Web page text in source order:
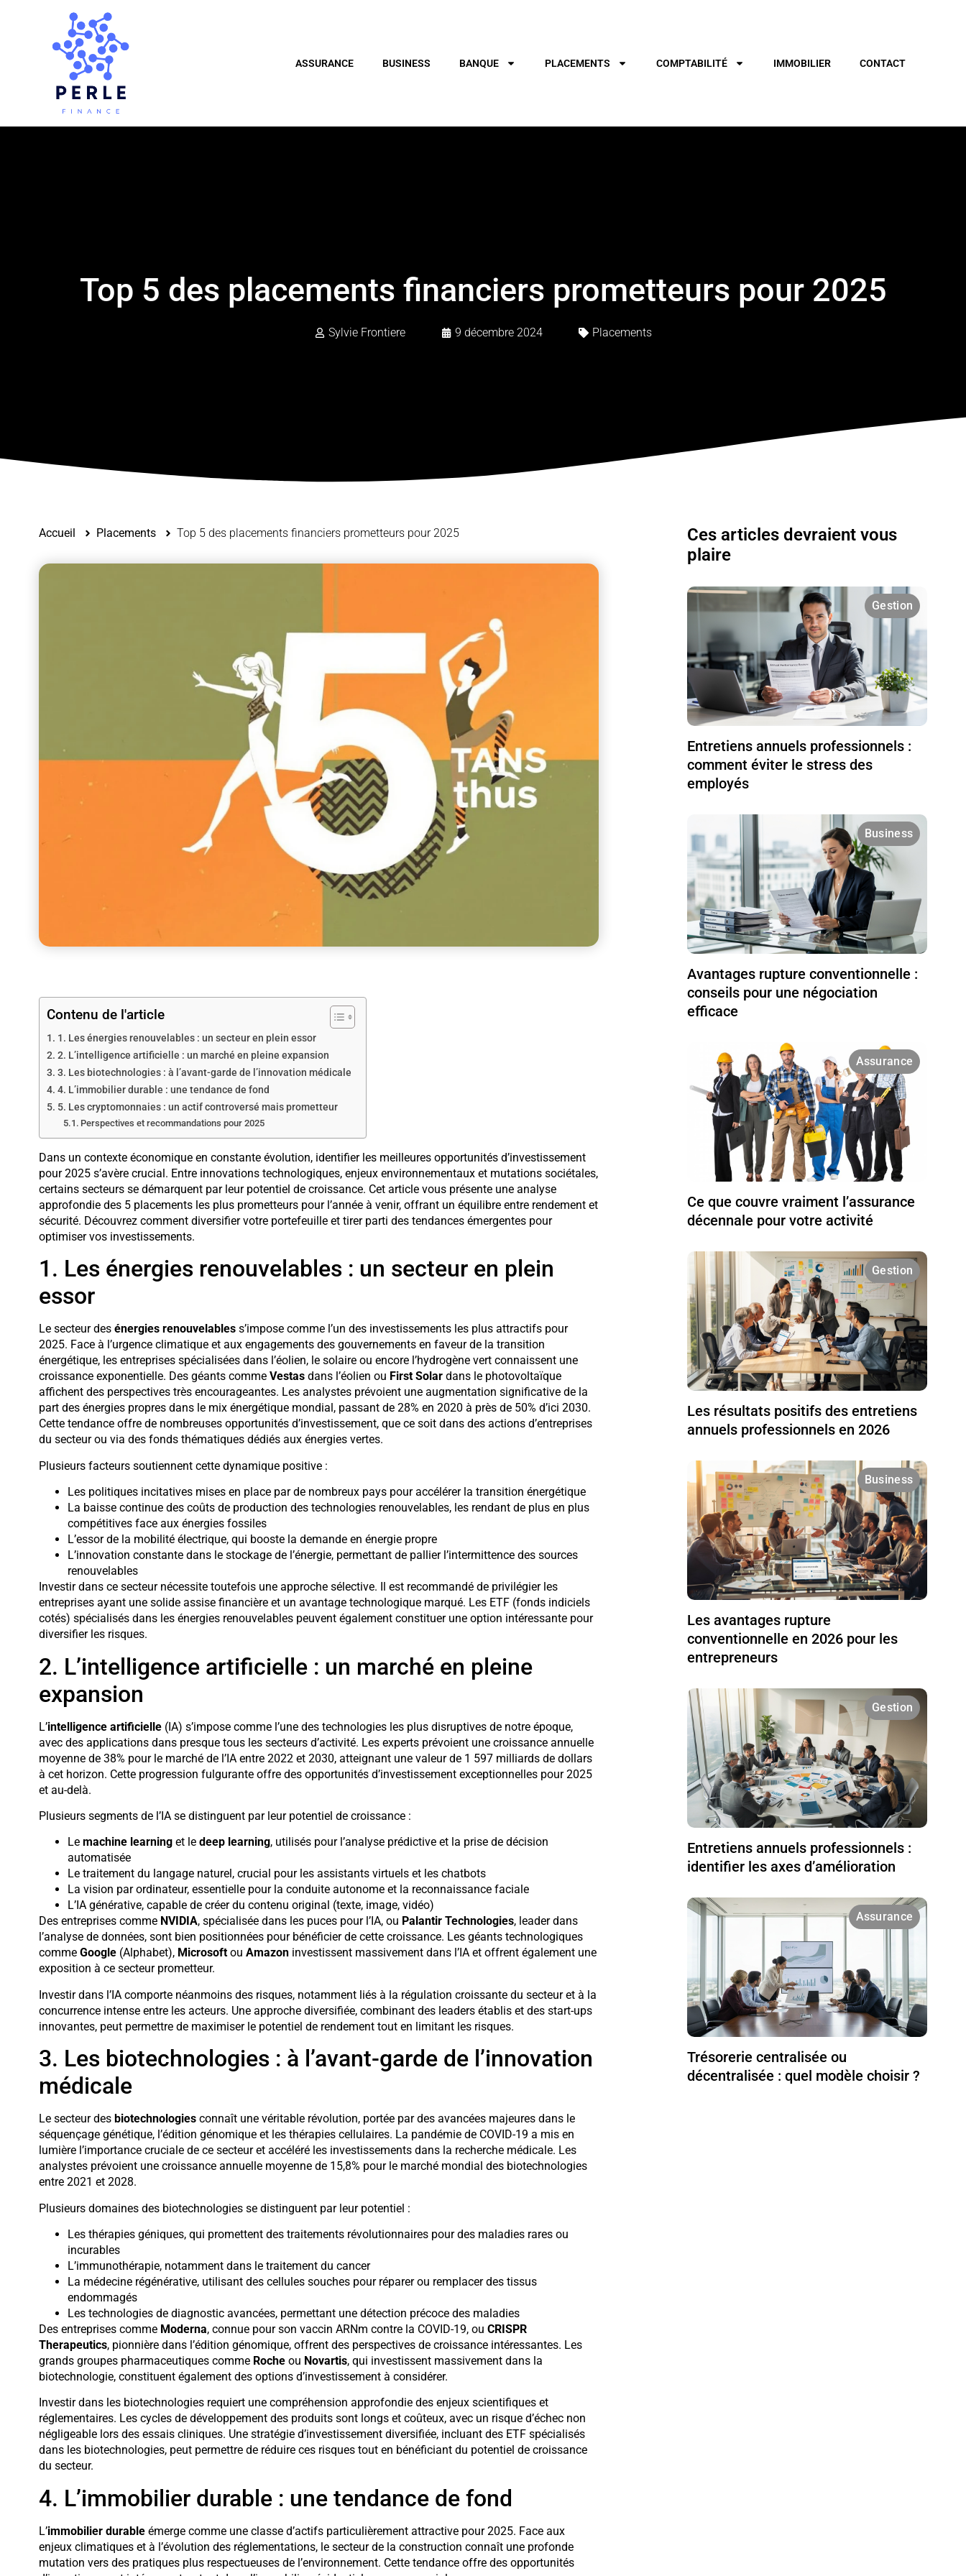
ASSURANCE BUSINESS BANQUE PLACEMENTS COMPTABILITÉ IMMOBILIER CONTACT
Top 5 des placements financiers prometteurs pour 2025
Sylvie Frontiere 9 décembre 2024 Placements
Accueil Placements Top 5 des placements financiers prometteurs pour 2025
Contenu de l'article
1. Les énergies renouvelables : un secteur en plein essor
2. L’intelligence artificielle : un marché en pleine expansion
3. Les biotechnologies : à l’avant-garde de l’innovation médicale
4. L’immobilier durable : une tendance de fond
5. Les cryptomonnaies : un actif controversé mais prometteur
Perspectives et recommandations pour 2025
Dans un contexte économique en constante évolution, identifier les meilleures opportunités d’investissement
pour 2025 s’avère crucial. Entre innovations technologiques, enjeux environnementaux et mutations sociétales,
certains secteurs se démarquent par leur potentiel de croissance. Cet article vous présente une analyse
approfondie des 5 placements les plus prometteurs pour l’année à venir, offrant un équilibre entre rendement et
sécurité. Découvrez comment diversifier votre portefeuille et tirer parti des tendances émergentes pour
optimiser vos investissements.
1. Les énergies renouvelables : un secteur en plein
essor
Le secteur des énergies renouvelabless’impose comme l’un des investissements les plus attractifs pour
2025. Face à l’urgence climatique et aux engagements des gouvernements en faveur de la transition
énergétique, les entreprises spécialisées dans l’éolien, le solaire ou encore l’hydrogène vert connaissent une
croissance exponentielle. Des géants comme Vestasdans l’éolien ou First Solardans le photovoltaïque
affichent des perspectives très encourageantes. Les analystes prévoient une augmentation significative de la
part des énergies propres dans le mix énergétique mondial, passant de 28% en 2020 à près de 50% d’ici 2030.
Cette tendance offre de nombreuses opportunités d’investissement, que ce soit dans des actions d’entreprises
du secteur ou via des fonds thématiques dédiés aux énergies vertes.
Plusieurs facteurs soutiennent cette dynamique positive :
Les politiques incitatives mises en place par de nombreux pays pour accélérer la transition énergétique
La baisse continue des coûts de production des technologies renouvelables, les rendant de plus en plus
compétitives face aux énergies fossiles
L’essor de la mobilité électrique, qui booste la demande en énergie propre
L’innovation constante dans le stockage de l’énergie, permettant de pallier l’intermittence des sources
renouvelables
Investir dans ce secteur nécessite toutefois une approche sélective. Il est recommandé de privilégier les
entreprises ayant une solide assise financière et un avantage technologique marqué. Les ETF (fonds indiciels
cotés) spécialisés dans les énergies renouvelables peuvent également constituer une option intéressante pour
diversifier les risques.
2. L’intelligence artificielle : un marché en pleine
expansion
L’intelligence artificielle(IA) s’impose comme l’une des technologies les plus disruptives de notre époque,
avec des applications dans presque tous les secteurs d’activité. Les experts prévoient une croissance annuelle
moyenne de 38% pour le marché de l’IA entre 2022 et 2030, atteignant une valeur de 1 597 milliards de dollars
à cet horizon. Cette progression fulgurante offre des opportunités d’investissement exceptionnelles pour 2025
et au-delà.
Plusieurs segments de l’IA se distinguent par leur potentiel de croissance :
Le machine learninget le deep learning, utilisés pour l’analyse prédictive et la prise de décision
automatisée
Le traitement du langage naturel, crucial pour les assistants virtuels et les chatbots
La vision par ordinateur, essentielle pour la conduite autonome et la reconnaissance faciale
L’IA générative, capable de créer du contenu original (texte, image, vidéo)
Des entreprises comme NVIDIA, spécialisée dans les puces pour l’IA, ou Palantir Technologies, leader dans
l’analyse de données, sont bien positionnées pour bénéficier de cette croissance. Les géants technologiques
comme Google(Alphabet), Microsoftou Amazoninvestissent massivement dans l’IA et offrent également une
exposition à ce secteur prometteur.
Investir dans l’IA comporte néanmoins des risques, notamment liés à la régulation croissante du secteur et à la
concurrence intense entre les acteurs. Une approche diversifiée, combinant des leaders établis et des start-ups
innovantes, peut permettre de maximiser le potentiel de rendement tout en limitant les risques.
3. Les biotechnologies : à l’avant-garde de l’innovation
médicale
Le secteur des biotechnologiesconnaît une véritable révolution, portée par des avancées majeures dans le
séquençage génétique, l’édition génomique et les thérapies cellulaires. La pandémie de COVID-19 a mis en
lumière l’importance cruciale de ce secteur et accéléré les investissements dans la recherche médicale. Les
analystes prévoient une croissance annuelle moyenne de 15,8% pour le marché mondial des biotechnologies
entre 2021 et 2028.
Plusieurs domaines des biotechnologies se distinguent par leur potentiel :
Les thérapies géniques, qui promettent des traitements révolutionnaires pour des maladies rares ou
incurables
L’immunothérapie, notamment dans le traitement du cancer
La médecine régénérative, utilisant des cellules souches pour réparer ou remplacer des tissus
endommagés
Les technologies de diagnostic avancées, permettant une détection précoce des maladies
Des entreprises comme Moderna, connue pour son vaccin ARNm contre la COVID-19, ou CRISPR
Therapeutics, pionnière dans l’édition génomique, offrent des perspectives de croissance intéressantes. Les
grands groupes pharmaceutiques comme Rocheou Novartis, qui investissent massivement dans la
biotechnologie, constituent également des options d’investissement à considérer.
Investir dans les biotechnologies requiert une compréhension approfondie des enjeux scientifiques et
réglementaires. Les cycles de développement des produits sont longs et coûteux, avec un risque d’échec non
négligeable lors des essais cliniques. Une stratégie d’investissement diversifiée, incluant des ETF spécialisés
dans les biotechnologies, peut permettre de réduire ces risques tout en bénéficiant du potentiel de croissance
du secteur.
4. L’immobilier durable : une tendance de fond
L’immobilier durableémerge comme une classe d’actifs particulièrement attractive pour 2025. Face aux
enjeux climatiques et à l’évolution des réglementations, le secteur de la construction connaît une profonde
mutation vers des pratiques plus respectueuses de l’environnement. Cette tendance offre des opportunités
Ces articles devraient vous
plaire
Gestion
Entretiens annuels professionnels :
comment éviter le stress des
employés
Business
Avantages rupture conventionnelle :
conseils pour une négociation
efficace
Assurance
Ce que couvre vraiment l’assurance
décennale pour votre activité
Gestion
Les résultats positifs des entretiens
annuels professionnels en 2026
Business
Les avantages rupture
conventionnelle en 2026 pour les
entrepreneurs
Gestion
Entretiens annuels professionnels :
identifier les axes d’amélioration
Assurance
Trésorerie centralisée ou
décentralisée : quel modèle choisir ?